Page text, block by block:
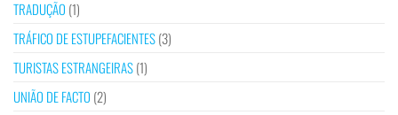
TRADUÇÃO (1)
TRÁFICO DE ESTUPEFACIENTES(3)
TURISTAS ESTRANGEIRAS(1)
UNIÃO DE FACTO (2)